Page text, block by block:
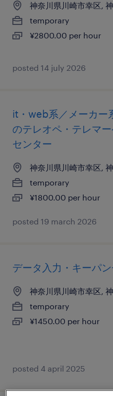
神奈川県川崎市幸区,
temporary
¥2800.00 per hour
posted 14 july 2026
it・web系／メーカー
のテレオペ・テレマ
センター
神奈川県川崎市幸区,
temporary
¥1800.00 per hour
posted 19 march 2026
データ入力・キーパ
神奈川県川崎市幸区,
temporary
¥1450.00 per hour
posted 4 april 2025